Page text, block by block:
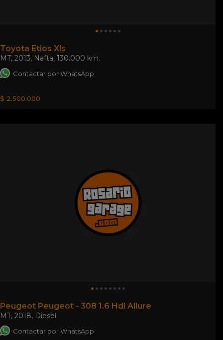
Toyota Etios Xls
MT, 2013, Nafta, 130.000 km.
Contactar por WhatsApp
$ 2.500.000
Peugeot Peugeot - 308 1.6 Hdi Allure
MT, 2018, Diesel
Contactar por WhatsApp